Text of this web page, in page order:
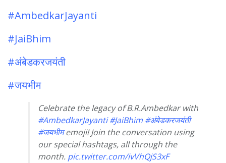
#AmbedkarJayanti
#JaiBhim
#अंबेडकरजयंती
#जयभीम
Celebrate the legacy of B.R.Ambedkar with
#AmbedkarJayanti #JaiBhim #अंबेडकरजयंती
#जयभीमemoji! Join the conversation using
our special hashtags, all through the
month. pic.twitter.com/ivVhQjS3xF